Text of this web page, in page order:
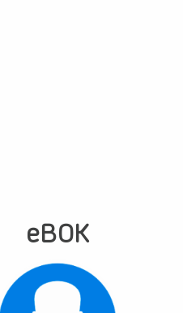
eBOK